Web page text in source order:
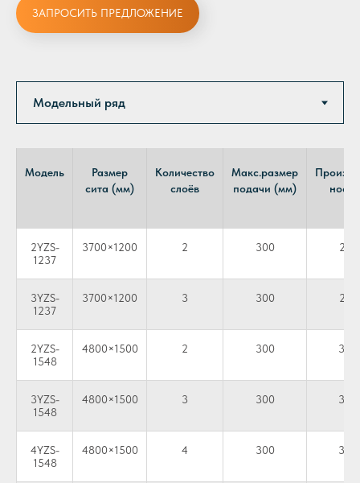
ЗАПРОСИТЬ ПРЕДЛОЖЕНИЕ
Модель
Размер
сита (мм)
Количество
слоёв
Макс.размер
подачи (мм)
2YZS-
1237
3700×1200 2 300
3YZS-
1237
3700×1200 3 300
2YZS-
1548
4800×1500 2 300
3YZS-
1548
4800×1500 3 300
4YZS-
1548
4800×1500 4 300